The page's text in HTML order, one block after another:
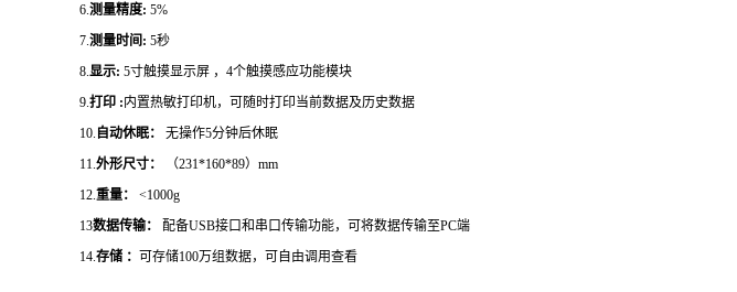
6.测量精度: 5%
7.测量时间 : 5秒
8.显示: 5寸触摸显示屏 ，4个触摸感应功能模块
9.打印 :内置热敏打印机，可随时打印当前数据及历史数据
10. 自动休眠：
无操作5分钟后休眠
11.外形尺寸：
（231*160*89）mm
12.重量：
<1000g
13数据传输： 配备USB接口和串口传输功能，可将数据传输至PC端
14.存储 ： 可存储100万组数据，可自由调用查看